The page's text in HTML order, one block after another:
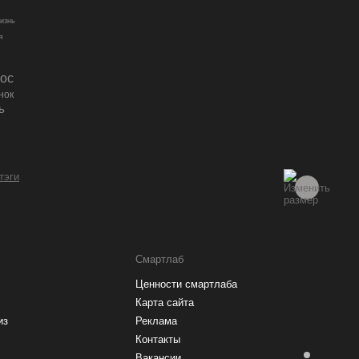
Смартлаб
Ценности смартлаба
Карта сайта
Реклама
Контакты